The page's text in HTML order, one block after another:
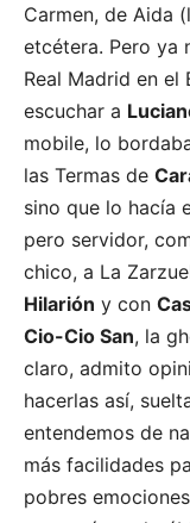
Carmen, de Aida
etcétera. Pero ya
Real Madrid en el
escuchar a
mobile, lo
las Termas de
sino que lo hacía
pero servidor,
chico, a La
Hilarión y con
Cio-Cio San, la
claro, admito
hacerlas así,
entendemos de
más facilidades
pobres